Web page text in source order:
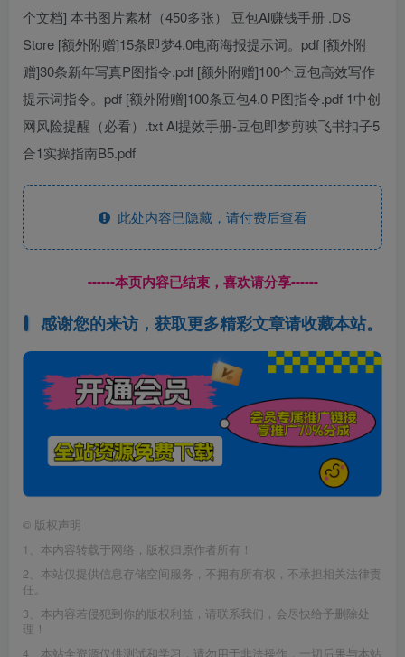
个文档] 本书图片素材（450多张） 豆包Al赚钱手册 .DS
Store [额外附赠]15条即梦4.0电商海报提示词。pdf [额外附
赠]30条新年写真P图指令.pdf [额外附赠]100个豆包高效写作
提示词指令。pdf [额外附赠]100条豆包4.0 P图指令.pdf 1中创
网风险提醒（必看）.txt Al提效手册-豆包即梦剪映飞书扣子5
合1实操指南B5.pdf
此处内容已隐藏，请付费后查看
------本页内容已结束，喜欢请分享------
感谢您的来访，获取更多精彩文章请收藏本站。
© 版权声明
1、本内容转载于网络，版权归原作者所有！
2、本站仅提供信息存储空间服务，不拥有所有权，不承担相关法律责
任。
3、本内容若侵犯到你的版权利益，请联系我们，会尽快给予删除处
理！
4、本站全资源仅供测试和学习，请勿用于非法操作，一切后果与本站